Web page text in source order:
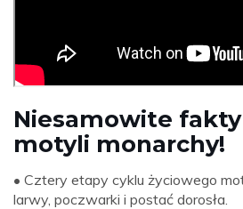
Niesamowite
motyli monarchy!
• Cztery etapy cyklu życiowego
larwy, poczwarki i postać dorosła.